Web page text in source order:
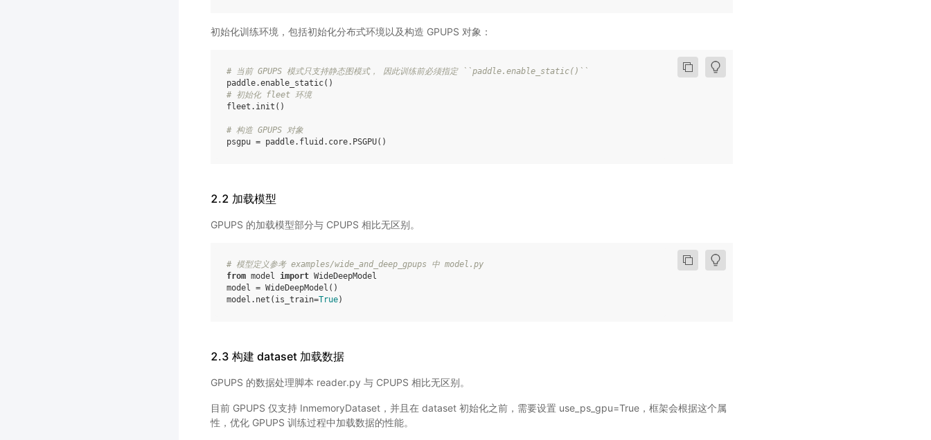
初始化训练环境，包括初始化分布式环境以及构造 GPUPS 对象：
# 当前 GPUPS 模式只支持静态图模式， 因此训练前必须指定 ``paddle.enable_static()``
paddle.enable_static()
# 初始化 fleet 环境
fleet . init ()
# 构造 GPUPS 对象
psgpu = paddle. fluid . core. PSGPU()
2.2 加载模型
GPUPS 的加载模型部分与 CPUPS 相比无区别。
# 模型定义参考 examples/wide_and_deep_gpups 中 model.py
from model import WideDeepModel
model
= WideDeepModel ()
model . net ( is_train=True)
2.3 构建 dataset 加载数据
GPUPS 的数据处理脚本 reader.py 与 CPUPS 相比无区别。
目前 GPUPS 仅支持 InmemoryDataset，并且在 dataset 初始化之前，需要设置 use_ps_gpu=True，框架会根据这个属
性，优化 GPUPS 训练过程中加载数据的性能。